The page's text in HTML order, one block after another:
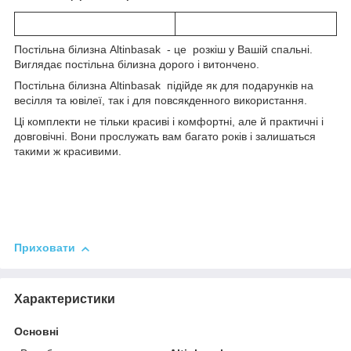
Постільна білизна Altinbasak - це розкіш у Вашій спальні.
Виглядає постільна білизна дорого і витончено.
Постільна білизна Altinbasak підійде як для подарунків на
весілля та ювілеї, так і для повсякденного використання.
Ці комплекти не тільки красиві і комфортні, але й практичні і
довговічні. Вони прослужать вам багато років і залишаться
такими ж красивими.
Приховати
Характеристики
Основні